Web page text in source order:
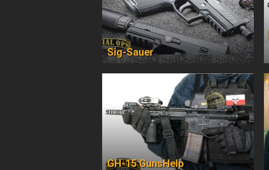
Sig-Sauer
GH-15 GunsHelp